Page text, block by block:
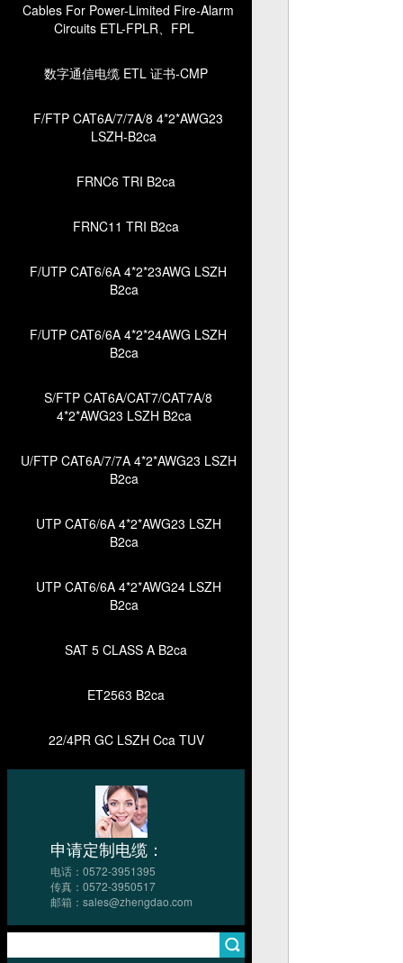
Cables For Power-Limited Fire-Alarm
Circuits ETL-FPLR、FPL
数字通信电缆 ETL 证书-CMP
F/FTP CAT6A/7/7A/8 4*2*AWG23
LSZH-B2ca
FRNC6 TRI B2ca
FRNC11 TRI B2ca
F/UTP CAT6/6A 4*2*23AWG LSZH
B2ca
F/UTP CAT6/6A 4*2*24AWG LSZH
B2ca
S/FTP CAT6A/CAT7/CAT7A/8
4*2*AWG23 LSZH B2ca
U/FTP CAT6A/7/7A 4*2*AWG23 LSZH
B2ca
UTP CAT6/6A 4*2*AWG23 LSZH
B2ca
UTP CAT6/6A 4*2*AWG24 LSZH
B2ca
SAT 5 CLASS A B2ca
ET2563 B2ca
22/4PR GC LSZH Cca TUV
申请定制电缆：
电话：0572-3951395
传真：0572-3950517
邮箱：sales@zhengdao.com